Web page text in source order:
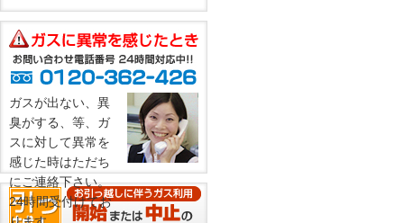
ガスが出ない、異
臭がする、等、ガ
スに対して異常を
感じた時はただち
にご連絡下さい。
24時間受付けてお